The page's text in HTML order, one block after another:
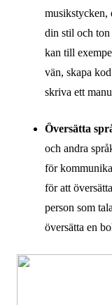
musikstycken,
din stil och
kan till
vän, skapa
skriva ett
Översätta
och andra
för
för att
person som
översätta en